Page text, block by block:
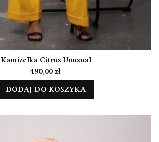
Kamizelka Citrus Unusual
Cena
490,00 zł
DODAJ DO KOSZYKA